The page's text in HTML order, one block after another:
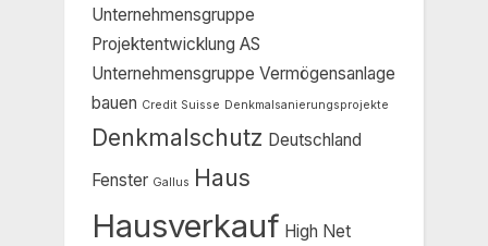
Unternehmensgruppe
Projektentwicklung AS
Unternehmensgruppe Vermögensanlage
bauen Credit Suisse Denkmalsanierungsprojekte
Denkmalschutz Deutschland
Fenster Gallus Haus
Hausverkauf High Net